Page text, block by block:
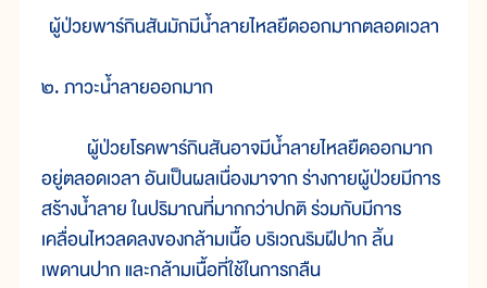
ผู้ป่วยพาร์กินสันมักมีน้ำลายไหลยืดออกมากตลอดเวลา
๒. ภาวะน้ำลายออกมาก
ผู้ป่วยโรคพาร์กินสันอาจมีน้ำลายไหลยืดออกมาก
อยู่ตลอดเวลา อันเป็นผลเนื่องมาจาก ร่างกายผู้ป่วยมีการ
สร้างน้ำลาย ในปริมาณที่มากกว่าปกติ ร่วมกับมีการ
เคลื่อนไหวลดลงของกล้ามเนื้อ บริเวณริมฝีปาก ลิ้น
เพดานปาก และกล้ามเนื้อที่ใช้ในการกลืน